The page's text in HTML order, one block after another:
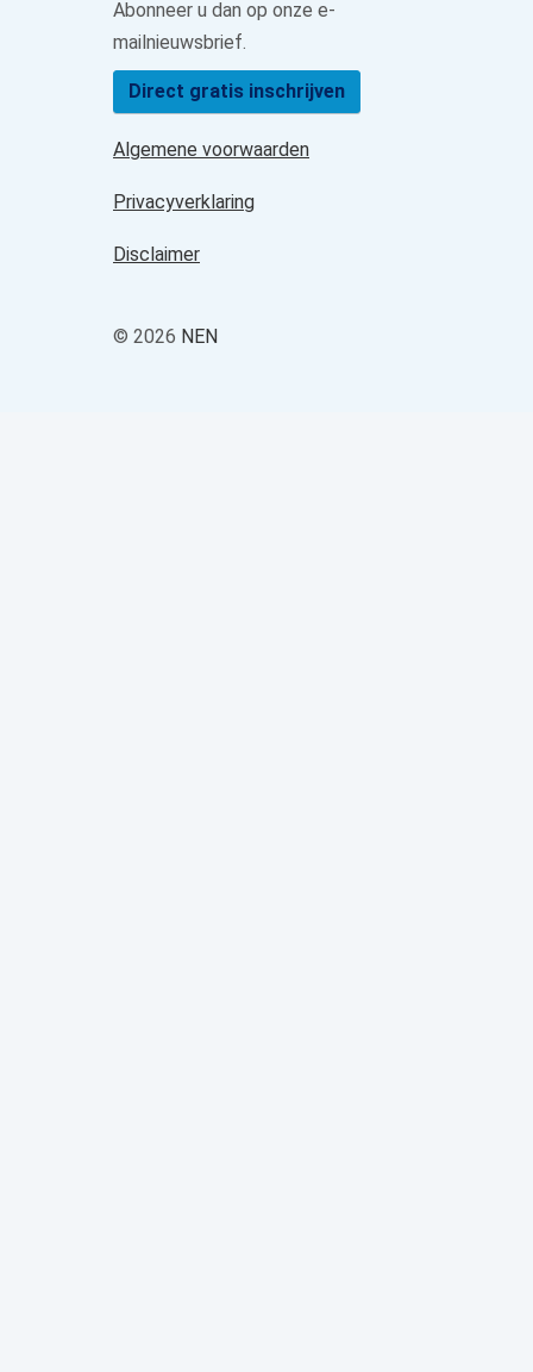
Abonneer u dan op onze e-
mailnieuwsbrief.
Direct gratis inschrijven
Algemene voorwaarden
Privacyverklaring
Disclaimer
© 2026 NEN